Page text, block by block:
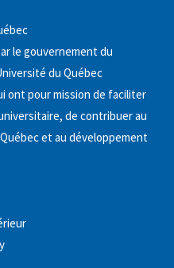
le gouvernement du
du Québec
ont pour mission de faciliter
de contribuer au
et au développement